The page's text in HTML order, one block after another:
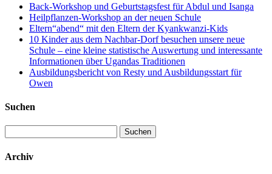
Back-Workshop und Geburtstagsfest für Abdul und Isanga
Heilpflanzen-Workshop an der neuen Schule
Eltern“abend“ mit den Eltern der Kyankwanzi-Kids
10 Kinder aus dem Nachbar-Dorf besuchen unsere neue
Schule – eine kleine statistische Auswertung und interessante
Informationen über Ugandas Traditionen
Ausbildungsbericht von Resty und Ausbildungsstart für
Owen
Suchen
nach:
Archiv